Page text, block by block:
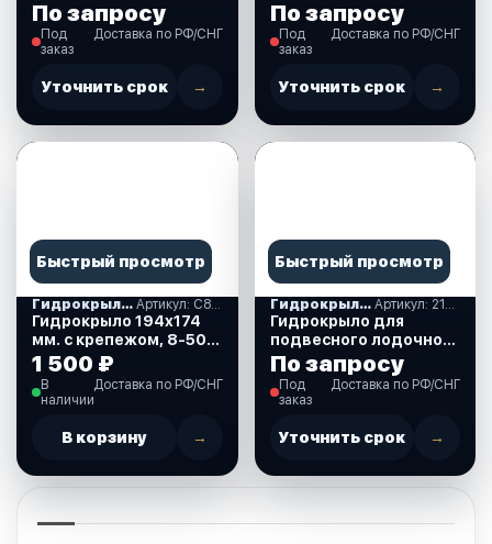
По запросу
Под
заказ
Доставка по РФ/СНГ
Уточнить срок →
мотора 8-40 л. с.
черное 200 (72424)
По запросу
Под
заказ
Доставка по РФ/СНГ
Уточнить срок →
Быстрый просмотр
Гидрокрылья
Гидрокрыло 194х174
мм. с крепежом, 8-50
л.с. (C88062)
1 500 ₽
В
наличии
Доставка по РФ/СНГ
В корзину →
Быстрый просмотр
Гидрокрылья
Гидрокрыло для
подвесного лодочного
мотора 40-350 л.с.
черного цвета SE300
(210352)
По запросу
Под
заказ
Доставка по РФ/СНГ
Уточнить срок →